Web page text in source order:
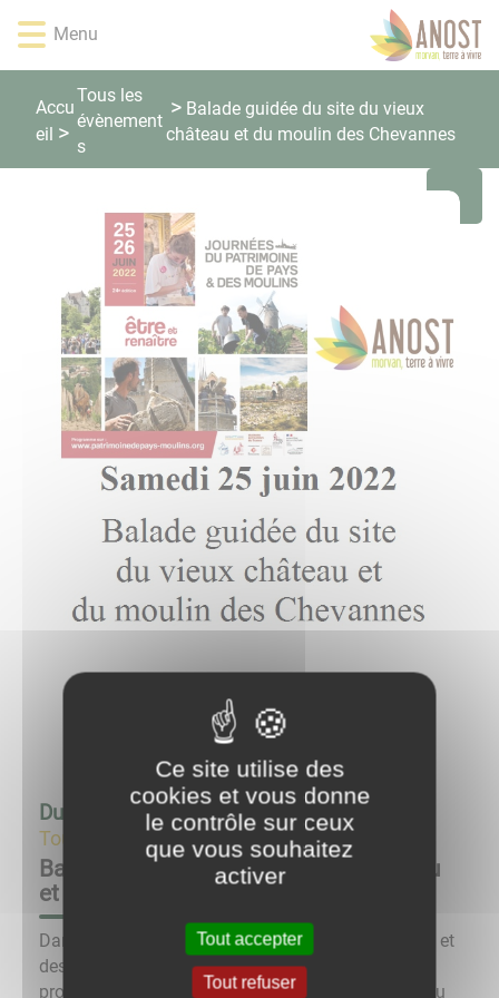
d'accès
menu
d'accès
contenu
principal
d'accès
recherche
d'accès
page
Menu
Accu
eil
Tous les
évènement
s
Balade guidée du site du vieux
château et du moulin des Chevannes
Du 25/06/22 à 14:00 au25/06/22 à 17:00
Tourisme
Balade guidée du site du vieux château
et du moulin des Chevannes
Dans le cadre des Journées du Patrimoine de pays et
des moulins, l'association Anost Archéologie vous
propose une balade guidée du site du vieux château
Ce site utilise des
cookies et vous donne
le contrôle sur ceux
que vous souhaitez
activer
Tout accepter
Tout refuser